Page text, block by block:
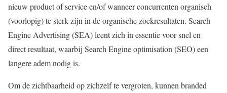
nieuw product of service en/of wanneer concurrenten organisch
(voorlopig) te sterk zijn in de organische zoekresultaten. Search
Engine Advertising (SEA) leent zich in essentie voor snel en
direct resultaat, waarbij Search Engine optimisation (SEO) een
langere adem nodig is.
Om de zichtbaarheid op zichzelf te vergroten, kunnen branded